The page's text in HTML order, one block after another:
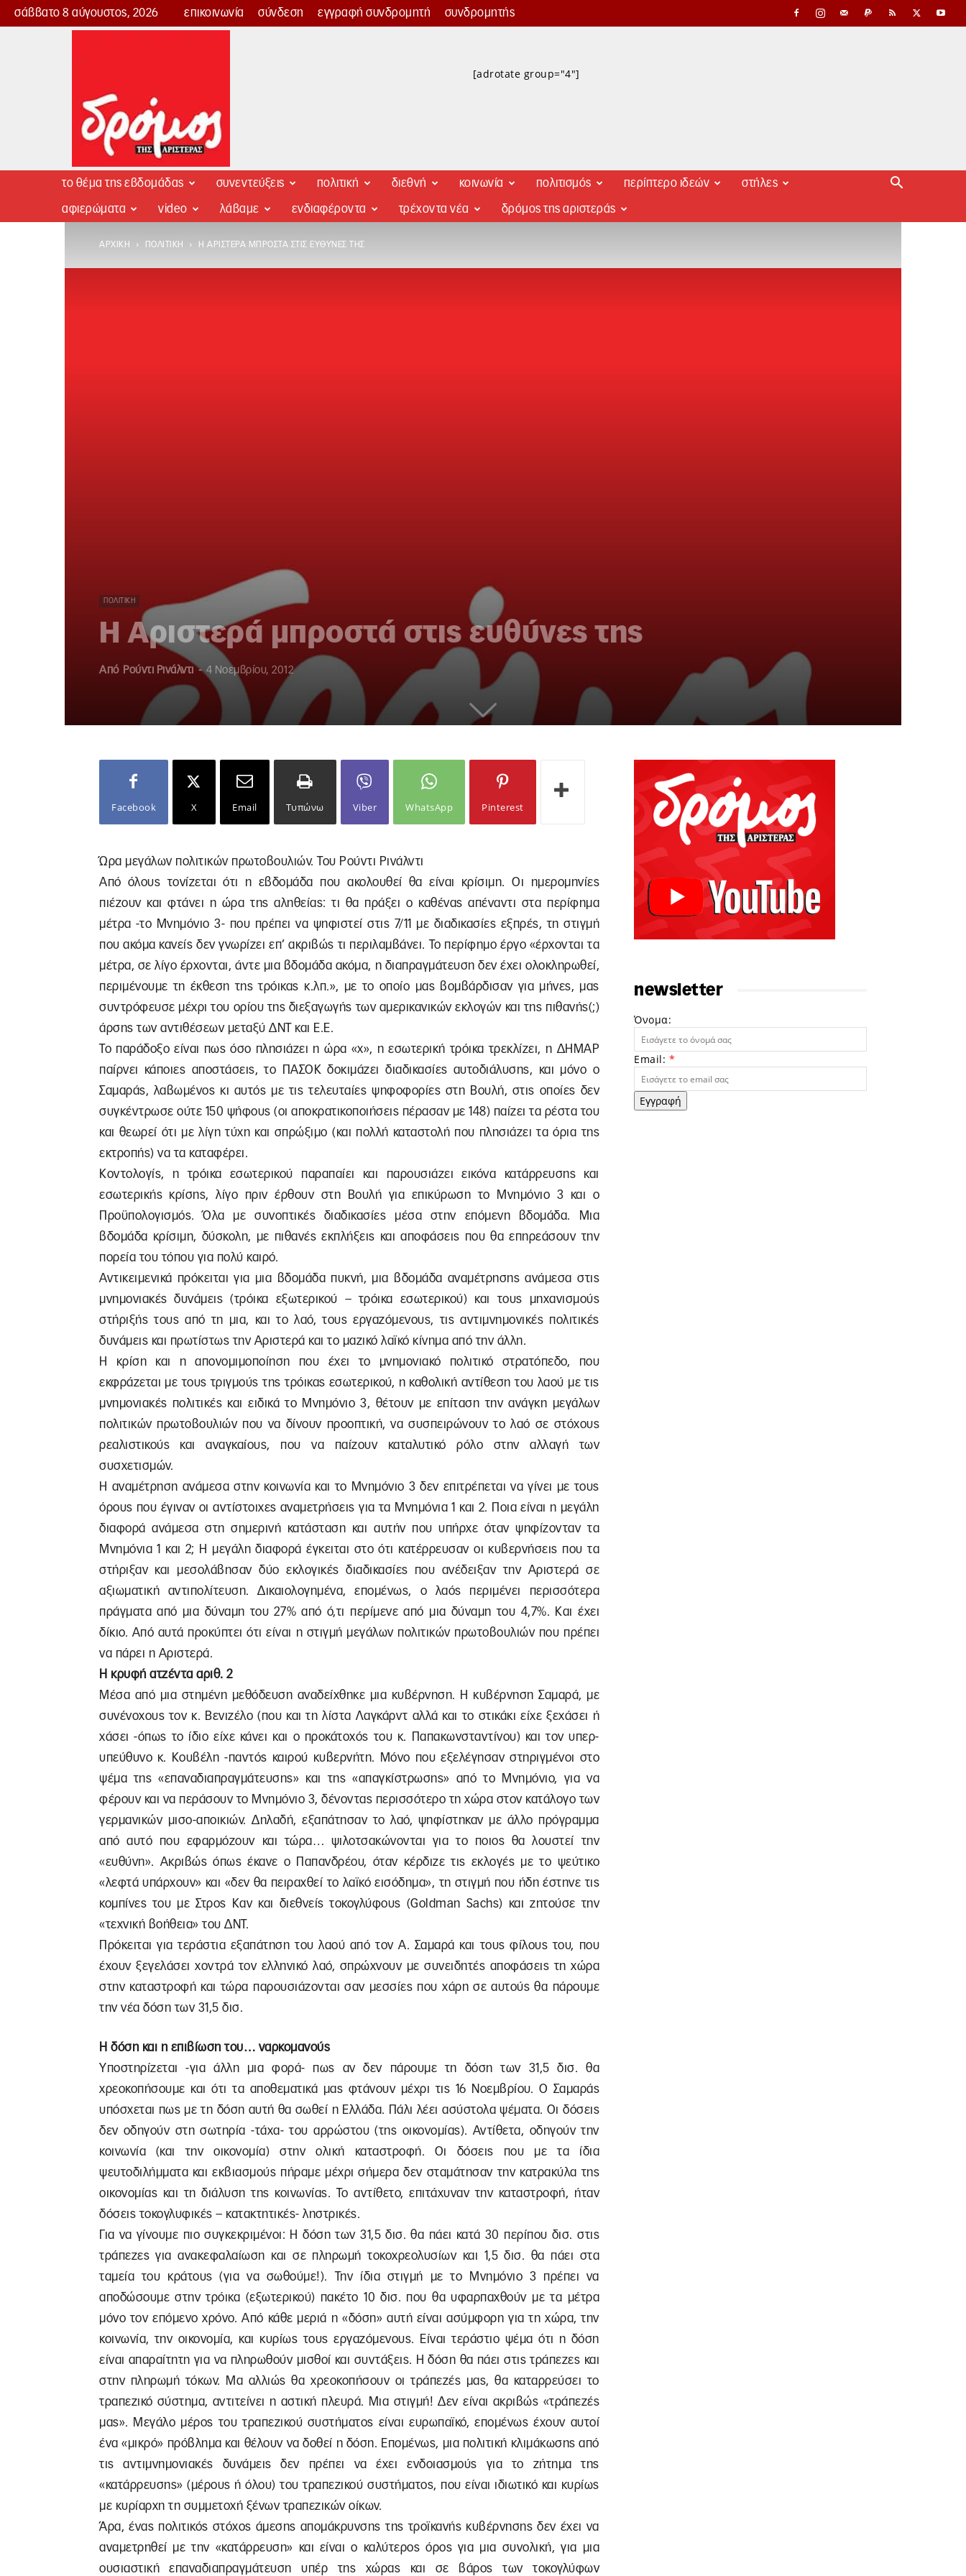
σάββατο 8 αύγουστος, 2026 επικοινωνία σύνδεση εγγραφή συνδρομητή συνδρομητής
Δρόμος
[adrotate group="4"]
το θέμα της εβδομάδας συνεντεύξεις πολιτική διεθνή κοινωνία πολιτισμός περίπτερο ιδεών στήλες
αφιερώματα video λάβαμε ενδιαφέροντα τρέχοντα νέα δρόμος της αριστεράς
ΑΡΧΙΚΉ ΠΟΛΙΤΙΚΉ Η ΑΡΙΣΤΕΡΆ ΜΠΡΟΣΤΆ ΣΤΙΣ ΕΥΘΎΝΕΣ ΤΗΣ
ΠΟΛΙΤΙΚΉ
Η Αριστερά μπροστά στις ευθύνες της
Από Ρούντι Ρινάλντι - 4 Νοεμβρίου, 2012
Facebook X Email Τυπώνω Viber WhatsApp Pinterest
Ώρα μεγάλων πολιτικών πρωτοβουλιών. Του Ρούντι Ρινάλντι
Από όλους τονίζεται ότι η εβδομάδα που ακολουθεί θα είναι κρίσιμη. Οι ημερομηνίες
πιέζουν και φτάνει η ώρα της αληθείας: τι θα πράξει ο καθένας απέναντι στα περίφημα
μέτρα -το Μνημόνιο 3- που πρέπει να ψηφιστεί στις 7/11 με διαδικασίες εξπρές, τη στιγμή
που ακόμα κανείς δεν γνωρίζει επ’ ακριβώς τι περιλαμβάνει. Το περίφημο έργο «έρχονται τα
μέτρα, σε λίγο έρχονται, άντε μια βδομάδα ακόμα, η διαπραγμάτευση δεν έχει ολοκληρωθεί,
περιμένουμε τη έκθεση της τρόικας κ.λπ.», με το οποίο μας βομβάρδισαν για μήνες, μας
συντρόφευσε μέχρι του ορίου της διεξαγωγής των αμερικανικών εκλογών και της πιθανής(;)
άρσης των αντιθέσεων μεταξύ ΔΝΤ και Ε.Ε.
Το παράδοξο είναι πως όσο πλησιάζει η ώρα «x», η εσωτερική τρόικα τρεκλίζει, η ΔΗΜΑΡ
παίρνει κάποιες αποστάσεις, το ΠΑΣΟΚ δοκιμάζει διαδικασίες αυτοδιάλυσης, και μόνο ο
Σαμαράς, λαβωμένος κι αυτός με τις τελευταίες ψηφοφορίες στη Βουλή, στις οποίες δεν
συγκέντρωσε ούτε 150 ψήφους (οι αποκρατικοποιήσεις πέρασαν με 148) παίζει τα ρέστα του
και θεωρεί ότι με λίγη τύχη και σπρώξιμο (και πολλή καταστολή που πλησιάζει τα όρια της
εκτροπής) να τα καταφέρει.
Κοντολογίς, η τρόικα εσωτερικού παραπαίει και παρουσιάζει εικόνα κατάρρευσης και
εσωτερικής κρίσης, λίγο πριν έρθουν στη Βουλή για επικύρωση το Μνημόνιο 3 και ο
Προϋπολογισμός. Όλα με συνοπτικές διαδικασίες μέσα στην επόμενη βδομάδα. Μια
βδομάδα κρίσιμη, δύσκολη, με πιθανές εκπλήξεις και αποφάσεις που θα επηρεάσουν την
πορεία του τόπου για πολύ καιρό.
Αντικειμενικά πρόκειται για μια βδομάδα πυκνή, μια βδομάδα αναμέτρησης ανάμεσα στις
μνημονιακές δυνάμεις (τρόικα εξωτερικού – τρόικα εσωτερικού) και τους μηχανισμούς
στήριξής τους από τη μια, και το λαό, τους εργαζόμενους, τις αντιμνημονικές πολιτικές
δυνάμεις και πρωτίστως την Αριστερά και το μαζικό λαϊκό κίνημα από την άλλη.
Η κρίση και η απονομιμοποίηση που έχει το μνημονιακό πολιτικό στρατόπεδο, που
εκφράζεται με τους τριγμούς της τρόικας εσωτερικού, η καθολική αντίθεση του λαού με τις
μνημονιακές πολιτικές και ειδικά το Μνημόνιο 3, θέτουν με επίταση την ανάγκη μεγάλων
πολιτικών πρωτοβουλιών που να δίνουν προοπτική, να συσπειρώνουν το λαό σε στόχους
ρεαλιστικούς και αναγκαίους, που να παίζουν καταλυτικό ρόλο στην αλλαγή των
συσχετισμών.
Η αναμέτρηση ανάμεσα στην κοινωνία και το Μνημόνιο 3 δεν επιτρέπεται να γίνει με τους
όρους που έγιναν οι αντίστοιχες αναμετρήσεις για τα Μνημόνια 1 και 2. Ποια είναι η μεγάλη
διαφορά ανάμεσα στη σημερινή κατάσταση και αυτήν που υπήρχε όταν ψηφίζονταν τα
Μνημόνια 1 και 2; Η μεγάλη διαφορά έγκειται στο ότι κατέρρευσαν οι κυβερνήσεις που τα
στήριξαν και μεσολάβησαν δύο εκλογικές διαδικασίες που ανέδειξαν την Αριστερά σε
αξιωματική αντιπολίτευση. Δικαιολογημένα, επομένως, ο λαός περιμένει περισσότερα
πράγματα από μια δύναμη του 27% από ό,τι περίμενε από μια δύναμη του 4,7%. Και έχει
δίκιο. Από αυτά προκύπτει ότι είναι η στιγμή μεγάλων πολιτικών πρωτοβουλιών που πρέπει
να πάρει η Αριστερά.
Η κρυφή ατζέντα αριθ. 2
Μέσα από μια στημένη μεθόδευση αναδείχθηκε μια κυβέρνηση. Η κυβέρνηση Σαμαρά, με
συνένοχους τον κ. Βενιζέλο (που και τη λίστα Λαγκάρντ αλλά και το στικάκι είχε ξεχάσει ή
χάσει -όπως το ίδιο είχε κάνει και ο προκάτοχός του κ. Παπακωνσταντίνου) και τον υπερ-
υπεύθυνο κ. Κουβέλη -παντός καιρού κυβερνήτη. Μόνο που εξελέγησαν στηριγμένοι στο
ψέμα της «επαναδιαπραγμάτευσης» και της «απαγκίστρωσης» από το Μνημόνιο, για να
φέρουν και να περάσουν το Μνημόνιο 3, δένοντας περισσότερο τη χώρα στον κατάλογο των
γερμανικών μισο-αποικιών. Δηλαδή, εξαπάτησαν το λαό, ψηφίστηκαν με άλλο πρόγραμμα
από αυτό που εφαρμόζουν και τώρα… ψιλοτσακώνονται για το ποιος θα λουστεί την
«ευθύνη». Ακριβώς όπως έκανε ο Παπανδρέου, όταν κέρδιζε τις εκλογές με το ψεύτικο
«λεφτά υπάρχουν» και «δεν θα πειραχθεί το λαϊκό εισόδημα», τη στιγμή που ήδη έστηνε τις
κομπίνες του με Στρος Καν και διεθνείς τοκογλύφους (Goldman Sachs) και ζητούσε την
«τεχνική βοήθεια» του ΔΝΤ.
Πρόκειται για τεράστια εξαπάτηση του λαού από τον Α. Σαμαρά και τους φίλους του, που
έχουν ξεγελάσει χοντρά τον ελληνικό λαό, σπρώχνουν με συνειδητές αποφάσεις τη χώρα
στην καταστροφή και τώρα παρουσιάζονται σαν μεσσίες που χάρη σε αυτούς θα πάρουμε
την νέα δόση των 31,5 δισ.
Η δόση και η επιβίωση του… ναρκομανούς
Υποστηρίζεται -για άλλη μια φορά- πως αν δεν πάρουμε τη δόση των 31,5 δισ. θα
χρεοκοπήσουμε και ότι τα αποθεματικά μας φτάνουν μέχρι τις 16 Νοεμβρίου. Ο Σαμαράς
υπόσχεται πως με τη δόση αυτή θα σωθεί η Ελλάδα. Πάλι λέει ασύστολα ψέματα. Οι δόσεις
δεν οδηγούν στη σωτηρία -τάχα- του αρρώστου (της οικονομίας). Αντίθετα, οδηγούν την
κοινωνία (και την οικονομία) στην ολική καταστροφή. Οι δόσεις που με τα ίδια
ψευτοδιλήμματα και εκβιασμούς πήραμε μέχρι σήμερα δεν σταμάτησαν την κατρακύλα της
οικονομίας και τη διάλυση της κοινωνίας. Το αντίθετο, επιτάχυναν την καταστροφή, ήταν
δόσεις τοκογλυφικές – κατακτητικές- ληστρικές.
Για να γίνουμε πιο συγκεκριμένοι: Η δόση των 31,5 δισ. θα πάει κατά 30 περίπου δισ. στις
τράπεζες για ανακεφαλαίωση και σε πληρωμή τοκοχρεολυσίων και 1,5 δισ. θα πάει στα
ταμεία του κράτους (για να σωθούμε!). Την ίδια στιγμή με το Μνημόνιο 3 πρέπει να
αποδώσουμε στην τρόικα (εξωτερικού) πακέτο 10 δισ. που θα υφαρπαχθούν με τα μέτρα
μόνο τον επόμενο χρόνο. Από κάθε μεριά η «δόση» αυτή είναι ασύμφορη για τη χώρα, την
κοινωνία, την οικονομία, και κυρίως τους εργαζόμενους. Είναι τεράστιο ψέμα ότι η δόση
είναι απαραίτητη για να πληρωθούν μισθοί και συντάξεις. Η δόση θα πάει στις τράπεζες και
στην πληρωμή τόκων. Μα αλλιώς θα χρεοκοπήσουν οι τράπεζές μας, θα καταρρεύσει το
τραπεζικό σύστημα, αντιτείνει η αστική πλευρά. Μια στιγμή! Δεν είναι ακριβώς «τράπεζές
μας». Μεγάλο μέρος του τραπεζικού συστήματος είναι ευρωπαϊκό, επομένως έχουν αυτοί
ένα «μικρό» πρόβλημα και θέλουν να δοθεί η δόση. Επομένως, μια πολιτική κλιμάκωσης από
τις αντιμνημονιακές δυνάμεις δεν πρέπει να έχει ενδοιασμούς για το ζήτημα της
«κατάρρευσης» (μέρους ή όλου) του τραπεζικού συστήματος, που είναι ιδιωτικό και κυρίως
με κυρίαρχη τη συμμετοχή ξένων τραπεζικών οίκων.
Άρα, ένας πολιτικός στόχος άμεσης απομάκρυνσης της τροϊκανής κυβέρνησης δεν έχει να
αναμετρηθεί με την «κατάρρευση» και είναι ο καλύτερος όρος για μια συνολική, για μια
ουσιαστική επαναδιαπραγμάτευση υπέρ της χώρας και σε βάρος των τοκογλύφων
newsletter
Όνομα:
Email: *
Εγγραφή